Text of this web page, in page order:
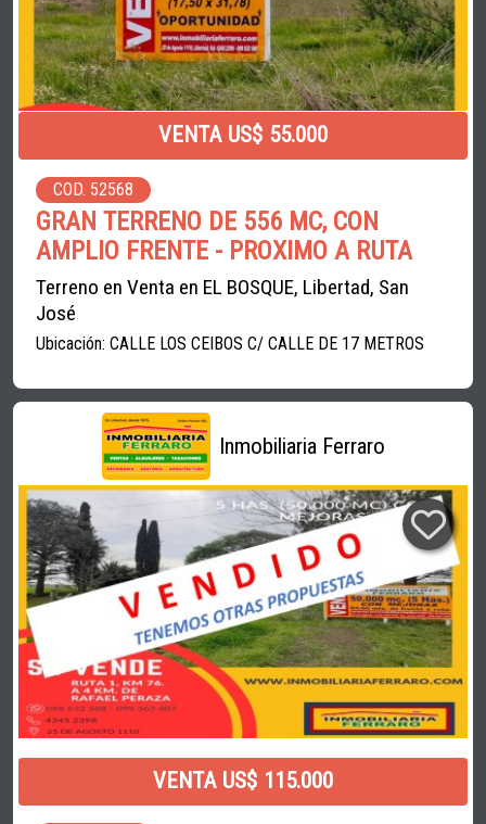
VENTA US$ 55.000
COD. 52568
GRAN TERRENO DE 556 MC, CON
AMPLIO FRENTE - PROXIMO A RUTA
Terreno en Venta en EL BOSQUE, Libertad, San
José
Ubicación: CALLE LOS CEIBOS C/ CALLE DE 17 METROS
Inmobiliaria Ferraro
VENTA US$ 115.000